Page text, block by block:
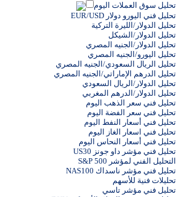
تحليل سوق العملات اليوم
تحليل فني اليورو دولار EUR/USD
تحليل الدولار/الليرة التركية
تحليل الدولار/الشيكل
تحليل الدولار/الجنيه المصري
تحليل اليورو/الجنيه المصري
تحليل الريال السعودي/الجنيه المصري
تحليل الدرهم الإماراتي/الجنيه المصري
تحليل الدولار/الريال السعودي
تحليل الدولار/الدرهم المغربي
تحليل فني سعر الذهب اليوم
تحليل فني سعر الفضة اليوم
تحليل فني أسعار النفط اليوم
تحليل فني اسعار الغاز اليوم
تحليل فني أسعار النحاس اليوم
تحليل فني مؤشر داو جونز US30
التحليل الفني لمؤشر S&P 500
تحليل فني مؤشر ناسداك NAS100
تحليلات فنية للأسهم
تحليل فني مؤشر تاسي